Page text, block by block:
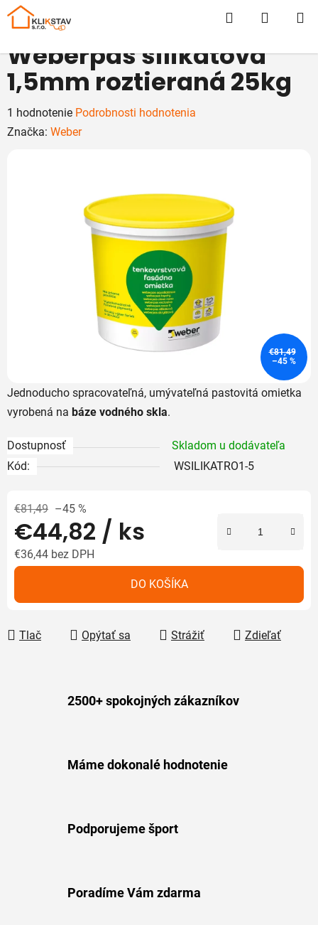
Prejsť
Hľadať
Jednoducho spracovateľná, umývateľná pastovitá omietka
vyrobená na báze vodného skla.
Dostupnosť
Skladom u dodávateľa
Kód:
WSILIKATRO1-5
€81,49 –45 %
€44,82 / ks
€36,44 bez DPH
DO KOŠÍKA
Tlač Opýtať sa Strážiť Zdieľať
Weberpas silikátová
1,5mm roztieraná 25kg
Priemerné
hodnotenie
1 hodnotenie Podrobnosti hodnotenia
Značka: Weber
€81,49
–45 %
2500+ spokojných zákazníkov
Máme dokonalé hodnotenie
Podporujeme šport
Poradíme Vám zdarma